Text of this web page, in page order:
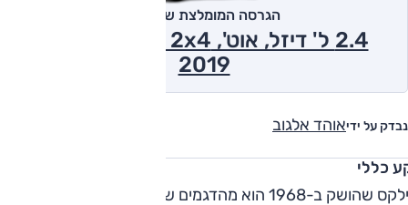
נבדק על ידיאוהד אלגוב
הגרסה המומלצת של אוטו
2.4 ל' דיזל, אוט', Active Plus, 2x4
2019
כללי
היילקס שהושק ב-1968 הוא מהדגמים שעשו את טויוטה (יחד עם